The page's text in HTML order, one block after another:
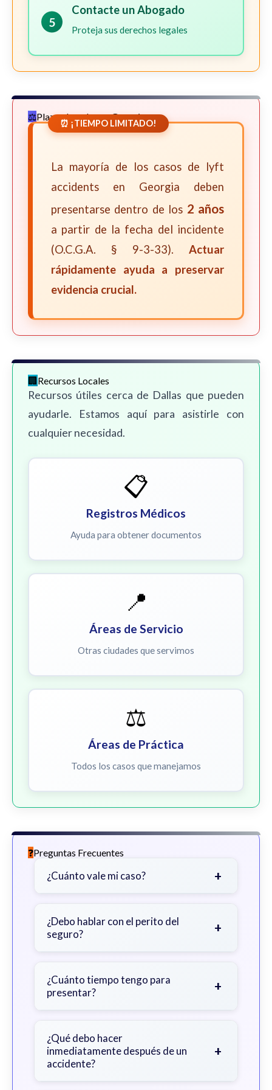
5
Contacte un Abogado
Proteja sus derechos legales
Plazos Legales en Georgia
⏰ ¡TIEMPO LIMITADO!
La mayoría de los casos de lyft
accidents en Georgia deben
presentarse dentro de los 2 años
a partir de la fecha del incidente
(O.C.G.A. § 9-3-33). Actuar
rápidamente ayuda a preservar
evidencia crucial.
Recursos Locales
Recursos útiles cerca de Dallas que pueden
ayudarle. Estamos aquí para asistirle con
cualquier necesidad.
📋
Registros Médicos
Ayuda para obtener documentos
📍
Áreas de Servicio
Otras ciudades que servimos
⚖️
Áreas de Práctica
Todos los casos que manejamos
Preguntas Frecuentes
¿Cuánto vale mi caso? +
gravedad de sus lesiones, facturas
médicas, tiempo fuera del trabajo y
¿Debo hablar con el perito del
seguro?
+
primero con un abogado para evitar
declaraciones que perjudiquen su
¿Cuánto tiempo tengo para
presentar?
+
con excepciones. Consulte para
obtener orientación específica.
¿Qué debo hacer
inmediatamente después de un
accidente?
+